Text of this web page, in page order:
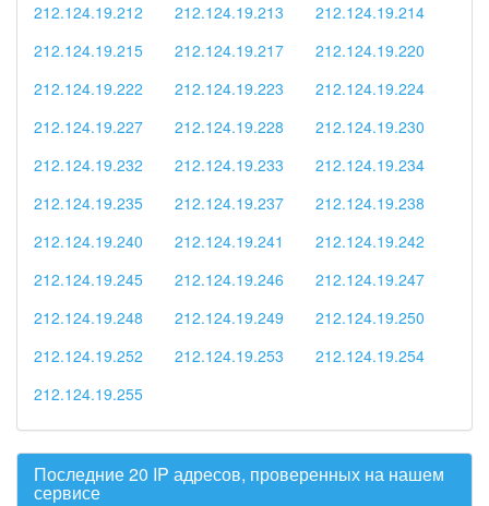
212.124.19.212
212.124.19.213
212.124.19.214
212.124.19.215
212.124.19.217
212.124.19.220
212.124.19.222
212.124.19.223
212.124.19.224
212.124.19.227
212.124.19.228
212.124.19.230
212.124.19.232
212.124.19.233
212.124.19.234
212.124.19.235
212.124.19.237
212.124.19.238
212.124.19.240
212.124.19.241
212.124.19.242
212.124.19.245
212.124.19.246
212.124.19.247
212.124.19.248
212.124.19.249
212.124.19.250
212.124.19.252
212.124.19.253
212.124.19.254
212.124.19.255
Последние 20 IP адресов, проверенных на нашем
сервисе